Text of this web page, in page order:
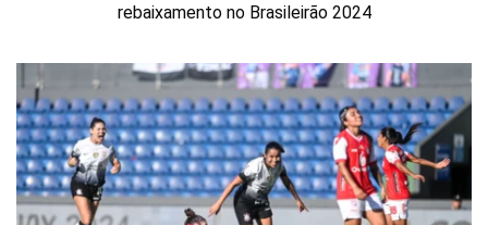
rebaixamento no Brasileirão 2024